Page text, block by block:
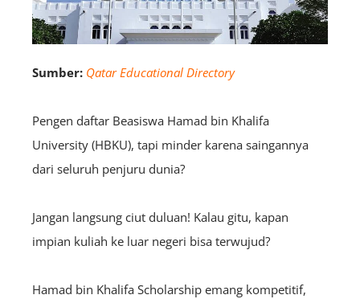
Sumber: Qatar Educational Directory
Pengen daftar Beasiswa Hamad bin Khalifa
University (HBKU), tapi minder karena saingannya
dari seluruh penjuru dunia?
Jangan langsung ciut duluan! Kalau gitu, kapan
impian kuliah ke luar negeri bisa terwujud?
Hamad bin Khalifa Scholarship emang kompetitif,